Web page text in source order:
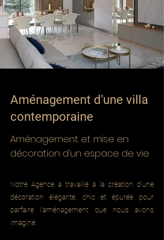
Aménagement d'une villa
contemporaine
Aménagement et mise en
décoration d'un espace de vie
Notre Agence a travaillé à la création d'une
décoration élégante, chic et épurée pour
parfaire l'aménagement que nous avons
imaginé.